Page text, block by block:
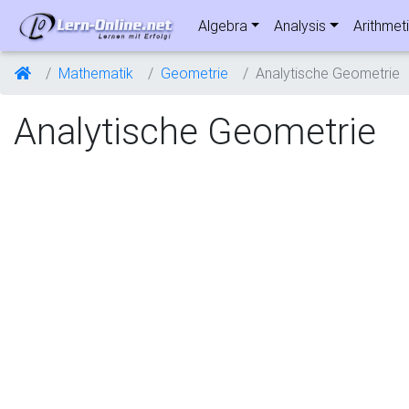
Algebra Analysis
Mathematik Geometrie Analytische Geometrie
Analytische Geometrie